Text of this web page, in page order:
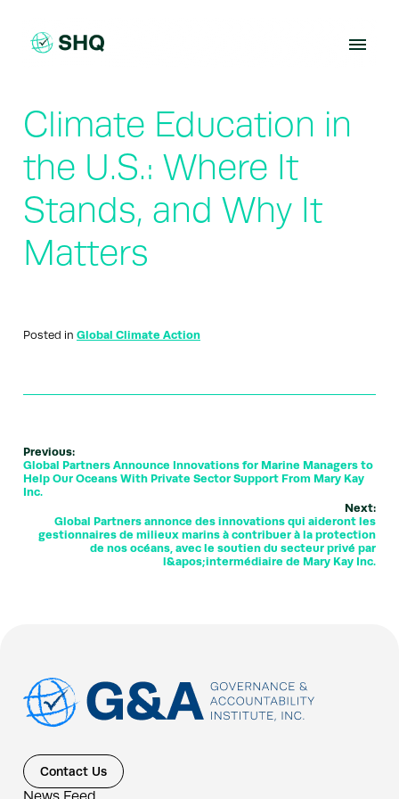
content
Climate Education in
the U.S.: Where It
Stands, and Why It
Matters
Posted in Global Climate Action
Previous:
Global Partners Announce Innovations for Marine Managers to
Help Our Oceans With Private Sector Support From Mary Kay
Inc.
Next:
Global Partners annonce des innovations qui aideront les
gestionnaires de milieux marins à contribuer à la protection
de nos océans, avec le soutien du secteur privé par
l&apos;intermédiaire de Mary Kay Inc.
Contact Us